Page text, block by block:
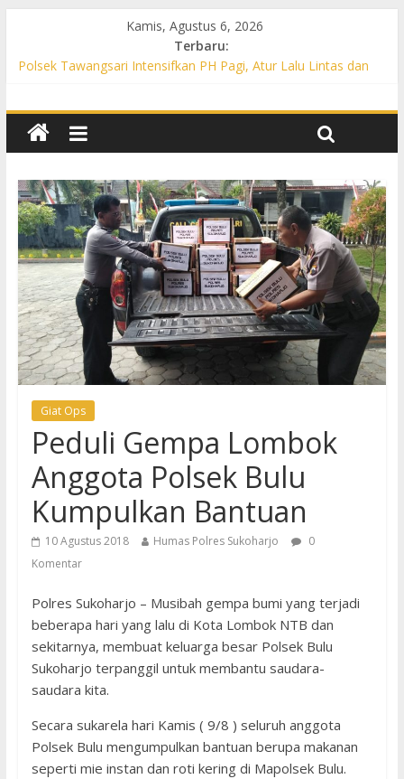
Kamis, Agustus 6, 2026
Terbaru:
Polsek Tawangsari Intensifkan PH Pagi, Atur Lalu Lintas dan
Tekankan Disiplin dan Pelayanan Gratis untuk Masyarakat
Patroli Preventif, Polsek Mojolaban Edukasi Warga Cegah
Polsek Nguter Intensifkan PH Pagi, Bantu Penyeberangan
Warga dan Cegah Kecelakaan Lalu Lintas
Polsek Gatak Intensifkan PH Pagi di Titik Rawan, Berikan Rasa
Aman bagi Pengguna Jalan
Giat Ops
Peduli Gempa Lombok
Anggota Polsek Bulu
Kumpulkan Bantuan
10 Agustus 2018 Humas Polres Sukoharjo
0
Komentar
Polres Sukoharjo – Musibah gempa bumi yang terjadi
beberapa hari yang lalu di Kota Lombok NTB dan
sekitarnya, membuat keluarga besar Polsek Bulu
Sukoharjo terpanggil untuk membantu saudara-
saudara kita.
Secara sukarela hari Kamis ( 9/8 ) seluruh anggota
Polsek Bulu mengumpulkan bantuan berupa makanan
seperti mie instan dan roti kering di Mapolsek Bulu.